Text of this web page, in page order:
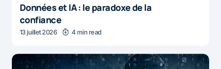
Données et IA : le paradoxe de la
confiance
13 juillet 2026 4 min read